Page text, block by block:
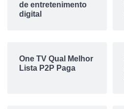
de entretenimento
digital
One TV Qual Melhor
Lista P2P Paga